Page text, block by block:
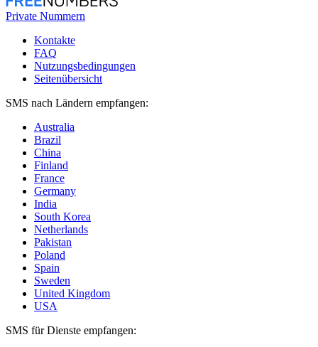
Private Nummern
Kontakte
FAQ
Nutzungsbedingungen
Seitenübersicht
SMS nach Ländern empfangen:
Australia
Brazil
China
Finland
France
Germany
India
South Korea
Netherlands
Pakistan
Poland
Spain
Sweden
United Kingdom
USA
SMS für Dienste empfangen: